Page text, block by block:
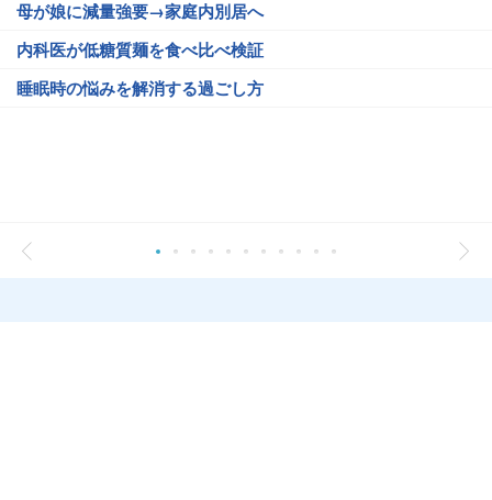
母が娘に減量強要→家庭内別居へ
内科医が低糖質麺を食べ比べ検証
睡眠時の悩みを解消する過ごし方